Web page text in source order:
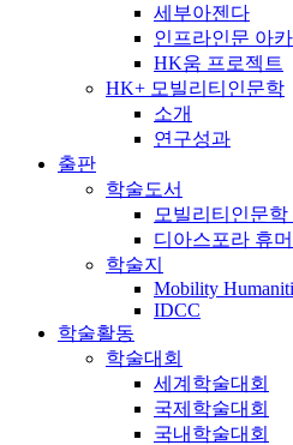
세부아젠다
인프라인문 아카
HK움 프로젝트
HK+ 모빌리티인문학
소개
연구성과
출판
학술도서
모빌리티인문학
디아스포라 휴
학술지
Mobility
IDCC
학술활동
학술대회
세계학술대회
국제학술대회
국내학술대회